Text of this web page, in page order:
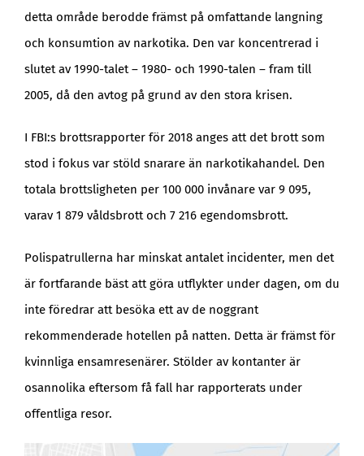
detta område berodde främst på omfattande langning
och konsumtion av narkotika. Den var koncentrerad i
slutet av 1990-talet – 1980- och 1990-talen – fram till
2005, då den avtog på grund av den stora krisen.
I FBI:s brottsrapporter för 2018 anges att det brott som
stod i fokus var stöld snarare än narkotikahandel. Den
totala brottsligheten per 100 000 invånare var 9 095,
varav 1 879 våldsbrott och 7 216 egendomsbrott.
Polispatrullerna har minskat antalet incidenter, men det
är fortfarande bäst att göra utflykter under dagen, om du
inte föredrar att besöka ett av de noggrant
rekommenderade hotellen på natten. Detta är främst för
kvinnliga ensamresenärer. Stölder av kontanter är
osannolika eftersom få fall har rapporterats under
offentliga resor.